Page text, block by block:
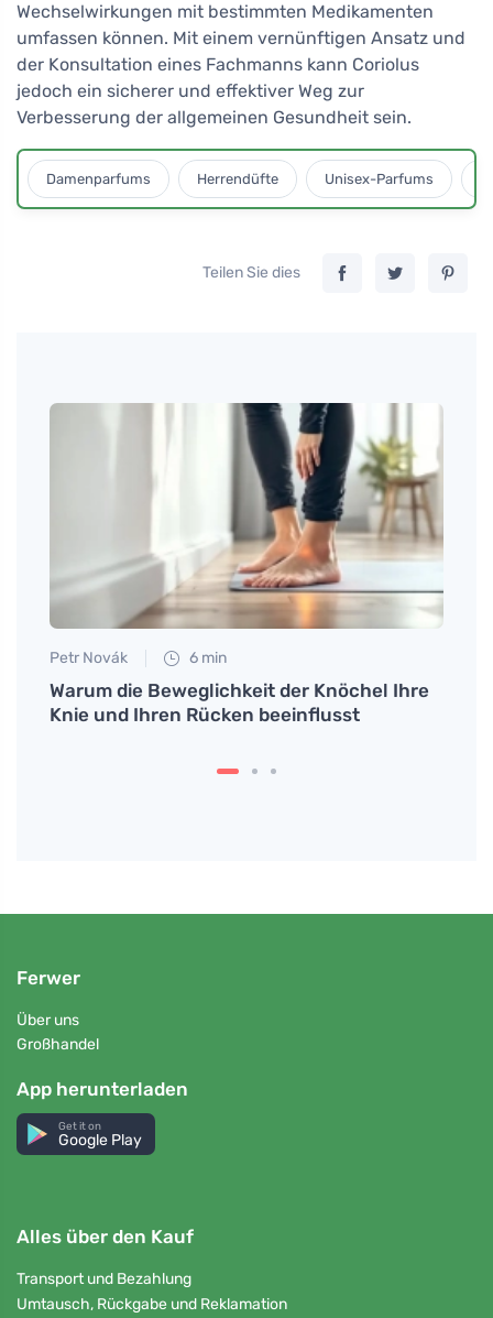
Wechselwirkungen mit bestimmten Medikamenten
umfassen können. Mit einem vernünftigen Ansatz und
der Konsultation eines Fachmanns kann Coriolus
jedoch ein sicherer und effektiver Weg zur
Verbesserung der allgemeinen Gesundheit sein.
Damenparfums Herrendüfte Unisex-Parfums
Teilen Sie dies
Petr Novák 6 min
Warum die Beweglichkeit der Knöchel Ihre
Knie und Ihren Rücken beeinflusst
Ferwer
Über uns
Großhandel
App herunterladen
Get it on
Google Play
Alles über den Kauf
Transport und Bezahlung
Umtausch, Rückgabe und Reklamation